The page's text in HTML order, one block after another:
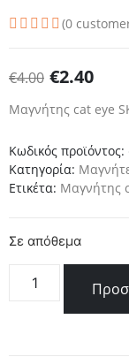
(0
€4.00 €2.40
Μαγνήτης cat eye
Κωδικός προϊόντος:
Κατηγορία:
Ετικέτα: Μαγνήτης
Σε απόθεμα